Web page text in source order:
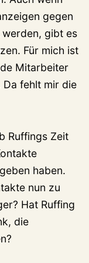
gegen
gibt es
Für mich ist
Mitarbeiter
Da fehlt mir die
Ruffings Zeit
haben.
nun zu
Hat Ruffing
die